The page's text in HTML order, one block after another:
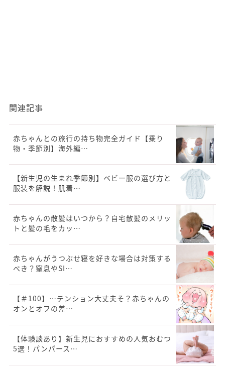
関連記事
赤ちゃんとの旅行の持ち物完全ガイド【乗り
物・季節別】海外編…
【新生児の生まれ季節別】ベビー服の選び方と
服装を解説！肌着…
赤ちゃんの散髪はいつから？自宅散髪のメリッ
トと髪の毛をカッ…
赤ちゃんがうつぶせ寝を好きな場合は対策する
べき？窒息やSI…
【＃100】…テンション大丈夫そ？赤ちゃんの
オンとオフの差…
【体験談あり】新生児におすすめの人気おむつ
5選！パンパース…